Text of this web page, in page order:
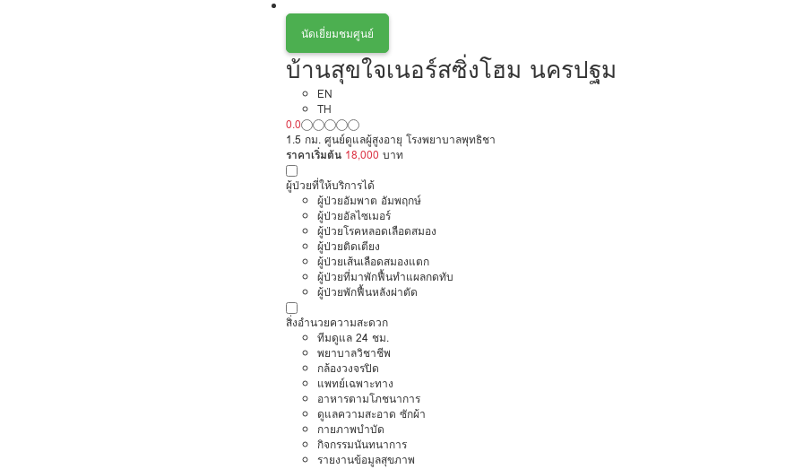
นัดเยี่ยมชมศูนย์
บ้านสุขใจเนอร์สซิ่งโฮม นครปฐม
EN
TH
0.0
1.5 กม. ศูนย์ดูแลผู้สูงอายุ โรงพยาบาลพุทธิชา
ราคาเริ่มต้น 18,000 บาท
ผู้ป่วยที่ให้บริการได้
ผู้ป่วยอัมพาต อัมพฤกษ์
ผู้ป่วยอัลไซเมอร์
ผู้ป่วยโรคหลอดเลือดสมอง
ผู้ป่วยติดเตียง
ผู้ป่วยเส้นเลือดสมองแตก
ผู้ป่วยที่มาพักฟื้นทำแผลกดทับ
ผู้ป่วยพักฟื้นหลังผ่าตัด
สิ่งอำนวยความสะดวก
ทีมดูแล 24 ชม.
พยาบาลวิชาชีพ
กล้องวงจรปิด
แพทย์เฉพาะทาง
อาหารตามโภชนาการ
ดูแลความสะอาด ซักผ้า
กายภาพบำบัด
กิจกรรมนันทนาการ
รายงานข้อมูลสุขภาพ